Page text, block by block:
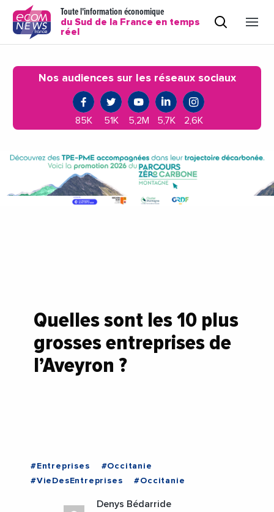
Toute l'information économique
du Sud de la France en temps
réel
Nos audiences sur les réseaux sociaux
85K 51K 5,2M 5,7K 2,6K
Quelles sont les 10 plus
grosses entreprises de
l’Aveyron ?
#Entreprises
#Occitanie
#VieDesEntreprises
#Occitanie
Denys Bédarride